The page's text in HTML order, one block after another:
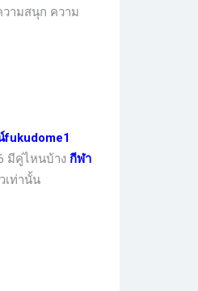
ามสนุก ความ
fukudome1
มีคู่ไหนบ้าง กีฬา
เท่านั้น